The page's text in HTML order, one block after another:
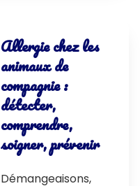
Allergie chez les
animaux de
compagnie :
détecter,
comprendre,
soigner, prévenir
Démangeaisons,